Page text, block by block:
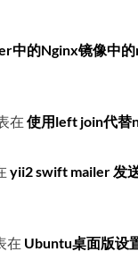
中的Nginx镜像中
在 使用left join代替
yii2 swift mailer 发
在 Ubuntu桌面版设